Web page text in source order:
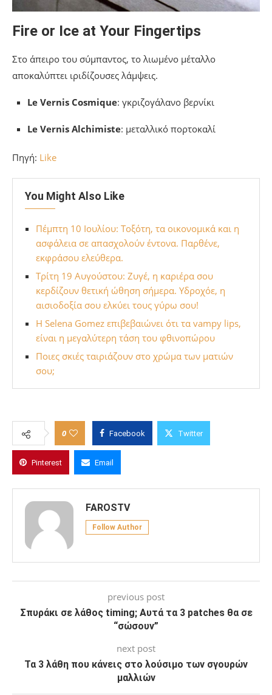
Fire or Ice at Your Fingertips
Στο άπειρο του σύμπαντος, το λιωμένο μέταλλο
αποκαλύπτει ιριδίζουσες λάμψεις.
Le Vernis Cosmique: γκριζογάλανο βερνίκι
Le Vernis Alchimiste: μεταλλικό πορτοκαλί
Πηγή: Like
You Might Also Like
Πέμπτη 10 Ιουλίου: Τοξότη, τα οικονομικά και η
ασφάλεια σε απασχολούν έντονα. Παρθένε,
εκφράσου ελεύθερα.
Τρίτη 19 Αυγούστου: Ζυγέ, η καριέρα σου
κερδίζουν θετική ώθηση σήμερα. Υδροχόε, η
αισιοδοξία σου ελκύει τους γύρω σου!
Η Selena Gomez επιβεβαιώνει ότι τα vampy lips,
είναι η μεγαλύτερη τάση του φθινοπώρου
Ποιες σκιές ταιριάζουν στο χρώμα των ματιών
σου;
0 Facebook Twitter
Pinterest Email
FAROSTV
Follow Author
previous post
Σπυράκι σε λάθος timing; Αυτά τα 3 patches θα σε
“σώσουν”
next post
Τα 3 λάθη που κάνεις στο λούσιμο των σγουρών
μαλλιών